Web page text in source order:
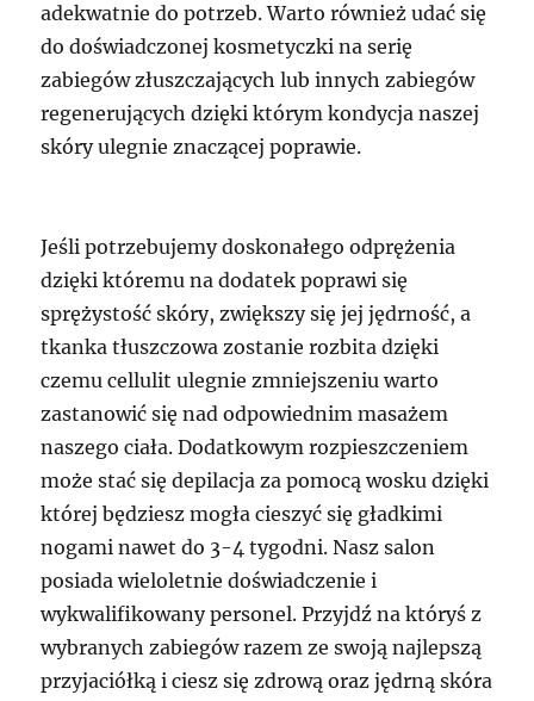
adekwatnie do potrzeb. Warto również udać się
do doświadczonej kosmetyczki na serię
zabiegów złuszczających lub innych zabiegów
regenerujących dzięki którym kondycja naszej
skóry ulegnie znaczącej poprawie.
Jeśli potrzebujemy doskonałego odprężenia
dzięki któremu na dodatek poprawi się
sprężystość skóry, zwiększy się jej jędrność, a
tkanka tłuszczowa zostanie rozbita dzięki
czemu cellulit ulegnie zmniejszeniu warto
zastanowić się nad odpowiednim masażem
naszego ciała. Dodatkowym rozpieszczeniem
może stać się depilacja za pomocą wosku dzięki
której będziesz mogła cieszyć się gładkimi
nogami nawet do 3-4 tygodni. Nasz salon
posiada wieloletnie doświadczenie i
wykwalifikowany personel. Przyjdź na któryś z
wybranych zabiegów razem ze swoją najlepszą
przyjaciółką i ciesz się zdrową oraz jędrną skóra